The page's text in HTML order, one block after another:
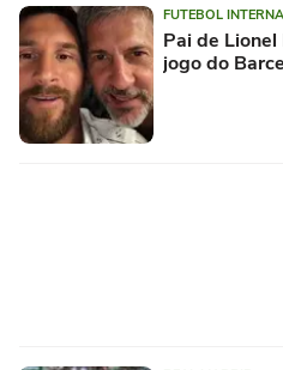
FUTEBOL
Pai de
jogo do